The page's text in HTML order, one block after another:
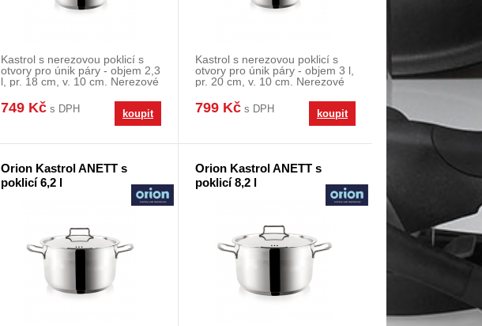
Kastrol s nerezovou poklicí s
otvory pro únik páry - objem 2,3
l, pr. 18 cm, v. 10 cm. Nerezové
749 Kč s DPH koupit
Kastrol s nerezovou poklicí s
otvory pro únik páry - objem 3 l,
pr. 20 cm, v. 10 cm. Nerezové
799 Kč s DPH koupit
Orion Kastrol ANETT s
poklicí 6,2 l
Orion Kastrol ANETT s
poklicí 8,2 l